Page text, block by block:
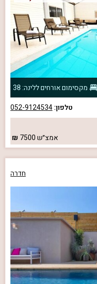
מקסימום אורחים ללינה: 38
טלפון:052-9124534
אמצ״ש7500
חדרה